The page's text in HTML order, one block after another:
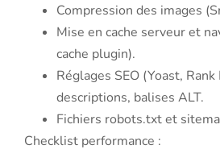
Compression des images
Mise en cache serveur et
cache plugin).
Réglages SEO (Yoast,
descriptions, balises ALT.
Fichiers robots.txt et
Checklist performance :